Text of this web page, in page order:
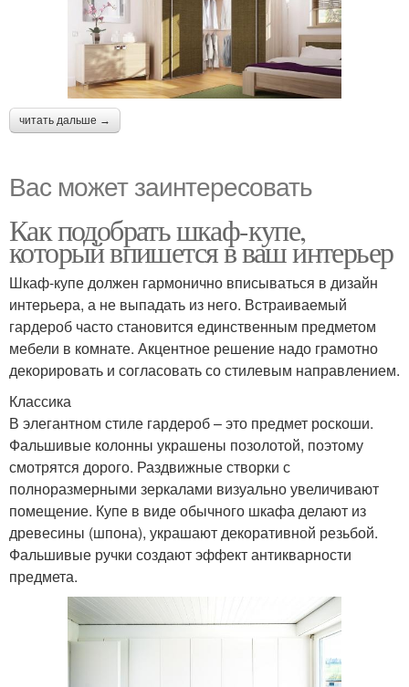
читать дальше →
Вас может заинтересовать
Как подобрать шкаф-купе,
который впишется в ваш интерьер
Шкаф-купе должен гармонично вписываться в дизайн
интерьера, а не выпадать из него. Встраиваемый
гардероб часто становится единственным предметом
мебели в комнате. Акцентное решение надо грамотно
декорировать и согласовать со стилевым направлением.
Классика
В элегантном стиле гардероб – это предмет роскоши.
Фальшивые колонны украшены позолотой, поэтому
смотрятся дорого. Раздвижные створки с
полноразмерными зеркалами визуально увеличивают
помещение. Купе в виде обычного шкафа делают из
древесины (шпона), украшают декоративной резьбой.
Фальшивые ручки создают эффект антикварности
предмета.